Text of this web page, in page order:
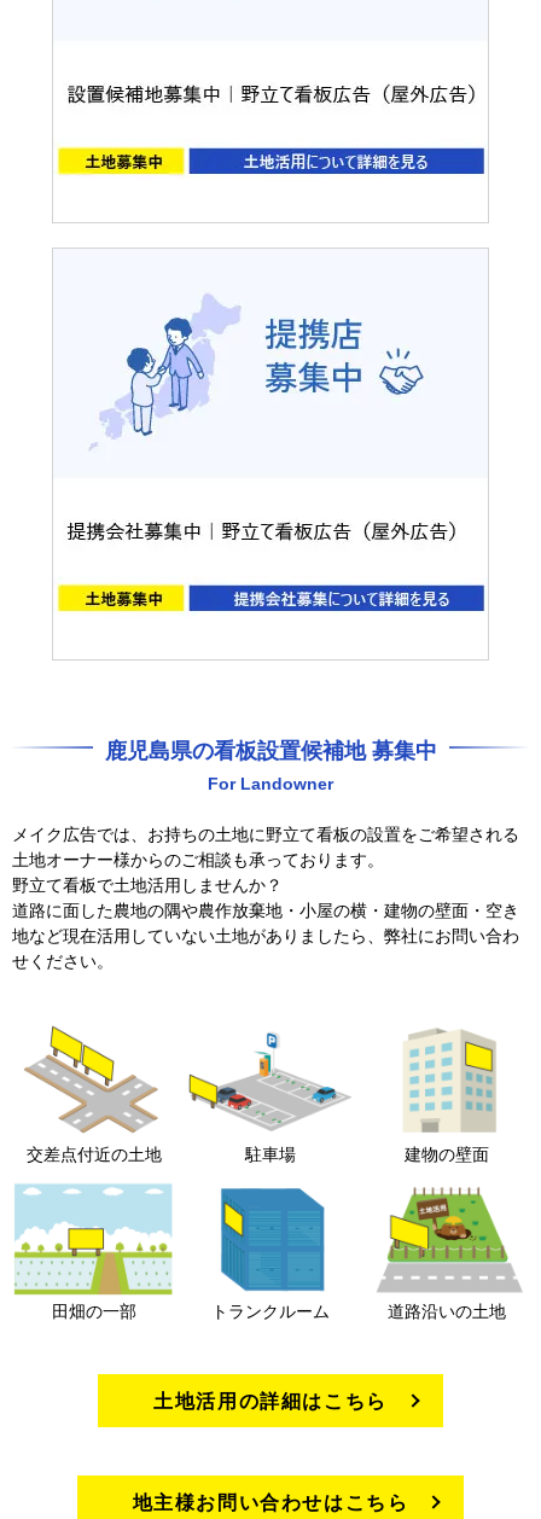
鹿児島県の看板設置候補地 募集中
For Landowner
メイク広告では、お持ちの土地に野立て看板の設置をご希望される
土地オーナー様からのご相談も承っております。
野立て看板で土地活用しませんか？
道路に面した農地の隅や農作放棄地・小屋の横・建物の壁面・空き
地など現在活用していない土地がありましたら、弊社にお問い合わ
せください。
交差点付近の土地 駐車場 建物の壁面
田畑の一部 トランクルーム 道路沿いの土地
土地活用の詳細はこちら
地主様お問い合わせはこちら